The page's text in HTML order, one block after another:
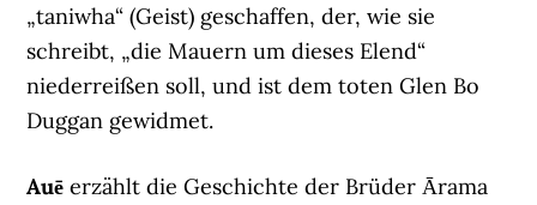
„taniwha“ (Geist) geschaffen, der, wie sie
schreibt, „die Mauern um dieses Elend“
niederreißen soll, und ist dem toten Glen Bo
Duggan gewidmet.
Auēerzählt die Geschichte der Brüder Ārama